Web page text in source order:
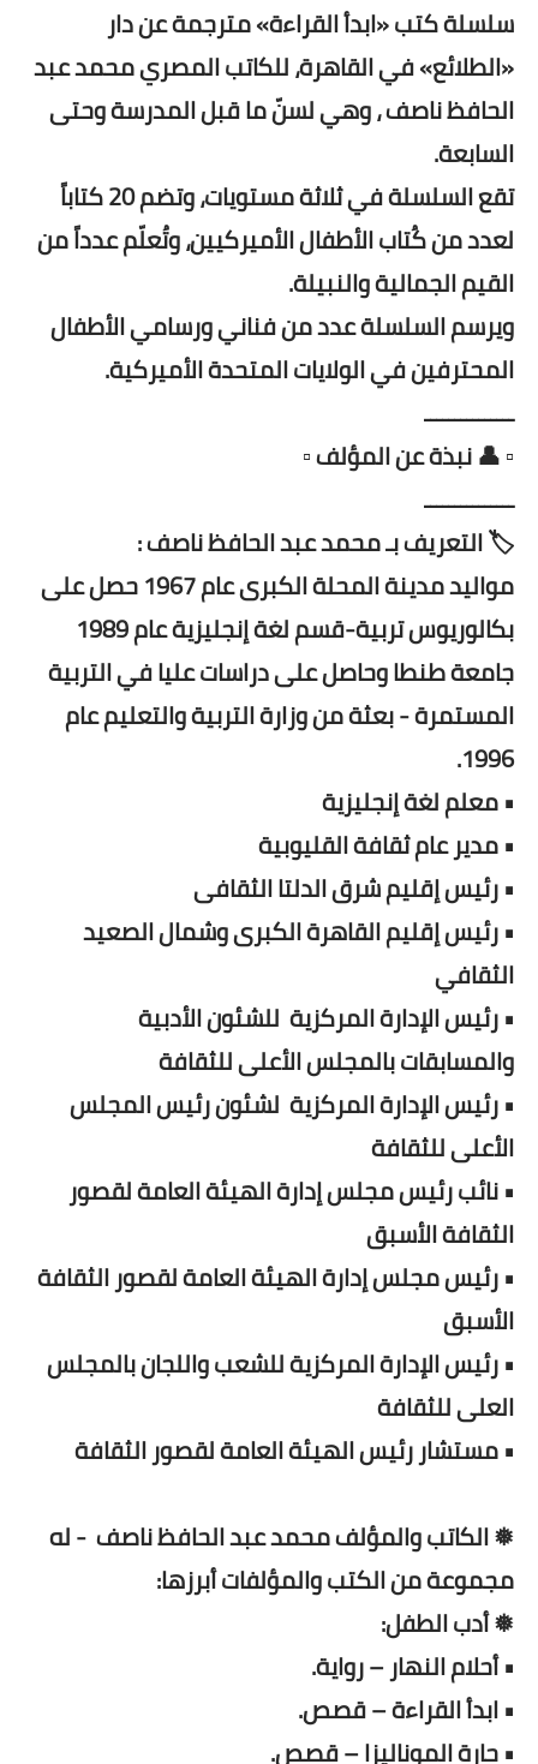
سلسلة كتب «ابدأ القراءة» مترجمة عن دار
«الطلائع» في القاهرة، للكاتب المصري محمد عبد
الحافظ ناصف ، وهي لسنّ ما قبل المدرسة وحتى
السابعة.
تقع السلسلة في ثلاثة مستويات، وتضم 20 كتاباً
لعدد من كُتاب الأطفال الأميركيين، وتُعلّم عدداً من
القيم الجمالية والنبيلة.
ويرسم السلسلة عدد من فناني ورسامي الأطفال
المحترفين في الولايات المتحدة الأميركية.
ـــــــــــــــ
▫️ 👤 نبذة عن المؤلف ▫️
ـــــــــــــــ
🏷️ التعريف بـ محمد عبد الحافظ ناصف :
مواليد مدينة المحلة الكبرى عام 1967 حصل على
بكالوريوس تربية-قسم لغة إنجليزية عام 1989
جامعة طنطا وحاصل على دراسات عليا في التربية
المستمرة - بعثة من وزارة التربية والتعليم عام
1996.
• معلم لغة إنجليزية
• مدير عام ثقافة القليوبية
• رئيس إقليم شرق الدلتا الثقافى
• رئيس إقليم القاهرة الكبرى وشمال الصعيد
الثقافي
• رئيس الإدارة المركزية للشئون الأدبية
والمسابقات بالمجلس الأعلى للثقافة
• رئيس الإدارة المركزية لشئون رئيس المجلس
الأعلى للثقافة
• نائب رئيس مجلس إدارة الهيئة العامة لقصور
الثقافة الأسبق
• رئيس مجلس إدارة الهيئة العامة لقصور الثقافة
الأسبق
• رئيس الإدارة المركزية للشعب واللجان بالمجلس
العلى للثقافة
• مستشار رئيس الهيئة العامة لقصور الثقافة
❅ الكاتب والمؤلف محمد عبد الحافظ ناصف - له
مجموعة من الكتب والمؤلفات أبرزها:
❅ أدب الطفل:
• أحلام النهار – رواية.
• ابدأ القراءة – قصص.
• حارة الموناليزا – قصص.